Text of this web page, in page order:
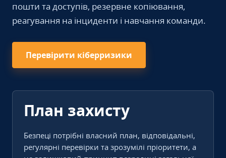
пошти та доступів, резервне копіювання,
реагування на інциденти і навчання команди.
Перевірити кіберризики
План захисту
Безпеці потрібні власний план, відповідальні,
регулярні перевірки та зрозумілі пріоритети, а